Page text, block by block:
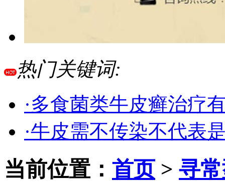
热门关键词:
·多食菌类牛皮癣治疗
·牛皮需不传染不代表
当前位置： 首页> 寻